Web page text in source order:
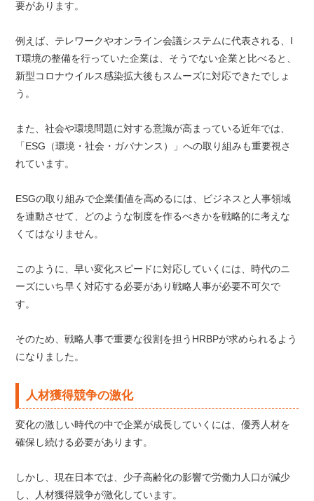
要があります。
例えば、テレワークやオンライン会議システムに代表される、I
T環境の整備を行っていた企業は、そうでない企業と比べると、
新型コロナウイルス感染拡大後もスムーズに対応できたでしょ
う。
また、社会や環境問題に対する意識が高まっている近年では、
「ESG（環境・社会・ガバナンス）」への取り組みも重要視さ
れています。
ESGの取り組みで企業価値を高めるには、ビジネスと人事領域
を連動させて、どのような制度を作るべきかを戦略的に考えな
くてはなりません。
このように、早い変化スピードに対応していくには、時代のニ
ーズにいち早く対応する必要があり戦略人事が必要不可欠で
す。
そのため、戦略人事で重要な役割を担うHRBPが求められるよう
になりました。
人材獲得競争の激化
変化の激しい時代の中で企業が成長していくには、優秀人材を
確保し続ける必要があります。
しかし、現在日本では、少子高齢化の影響で労働力人口が減少
し、人材獲得競争が激化しています。